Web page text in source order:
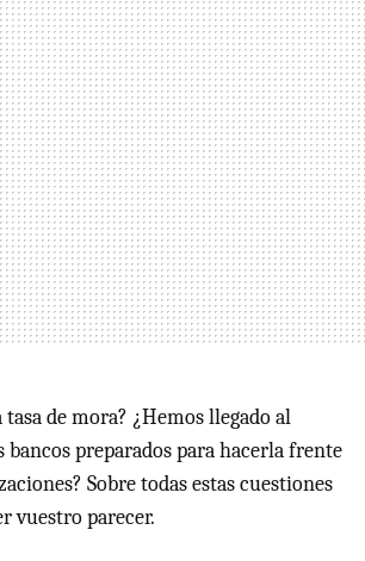
tasa de mora? ¿Hemos llegado al
preparados para hacerla frente
Sobre todas estas cuestiones
vuestro parecer.